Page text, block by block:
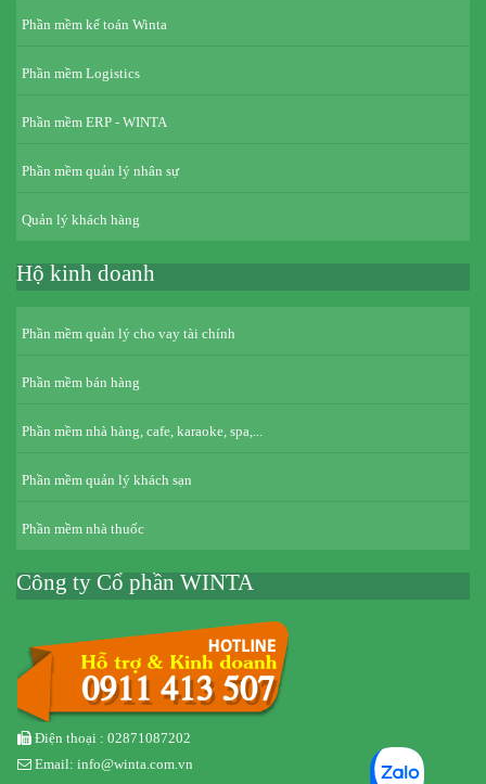
Phần mềm kế toán Winta
Phần mềm Logistics
Phần mềm ERP - WINTA
Phần mềm quản lý nhân sự
Quản lý khách hàng
Hộ kinh doanh
Phần mềm quản lý cho vay tài chính
Phần mềm bán hàng
Phần mềm nhà hàng, cafe, karaoke, spa,...
Phần mềm quản lý khách sạn
Phần mềm nhà thuốc
Công ty Cổ phần WINTA
Điện thoại : 02871087202
Email: info@winta.com.vn